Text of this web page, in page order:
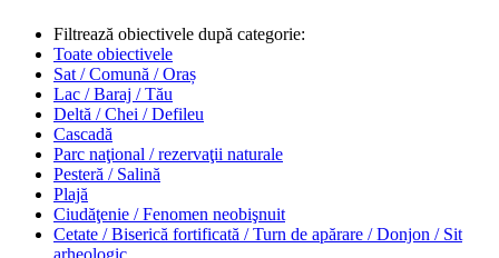
Filtrează obiectivele după categorie:
Toate obiectivele
Sat / Comună / Oraș
Lac / Baraj / Tău
Deltă / Chei / Defileu
Cascadă
Parc naţional / rezervaţii naturale
Pesteră / Salină
Plajă
Ciudăţenie / Fenomen neobişnuit
Cetate / Biserică fortificată / Turn de apărare / Donjon / Sit
arheologic